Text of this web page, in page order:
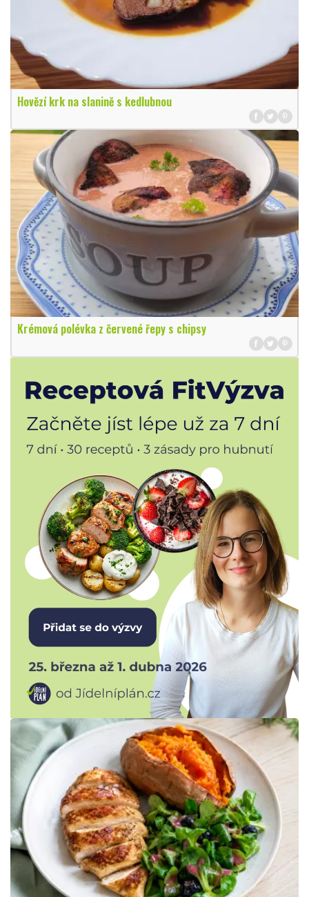
Hovězí krk na slanině s kedlubnou
Krémová polévka z červené řepy s chipsy